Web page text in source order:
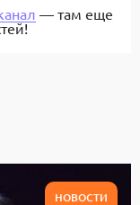
— там еще
НОВОСТИ